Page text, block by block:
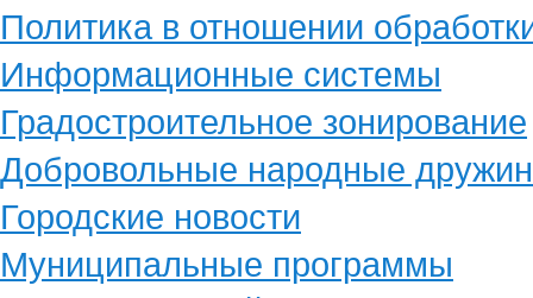
Политика в отношении
Информационные системы
Градостроительное зонирование
Добровольные народные
Городские новости
Муниципальные программы